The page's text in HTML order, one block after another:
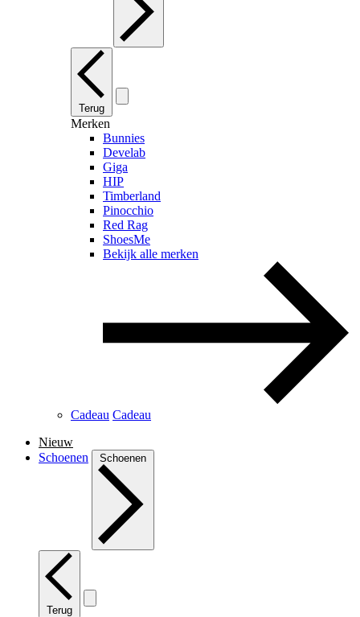
Terug
Merken
Bunnies
Develab
Giga
HIP
Timberland
Pinocchio
Red Rag
ShoesMe
Bekijk alle merken
Cadeau Cadeau
Nieuw
Schoenen
Schoenen
Terug